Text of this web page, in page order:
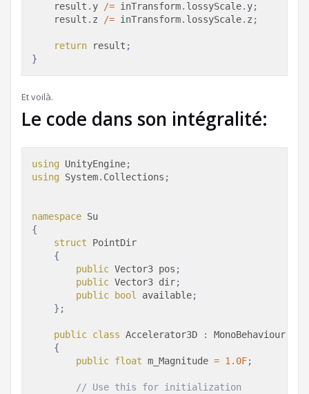
    result
. y /= inTransform. lossyScale. y;
    result
. z /= inTransform. lossyScale. z ;
return result ;
}
Et voilà.
Le code dans son intégralité:
using UnityEngine;
using System. Collections ;
namespace
{
struct PointDir
{
public Vector3 pos ;
public Vector3 dir;
public
bool available;
} ;
public class Accelerator3D :
MonoBehaviour
{
public float m_Magnitude = 1.0F;
// Use this for initialization